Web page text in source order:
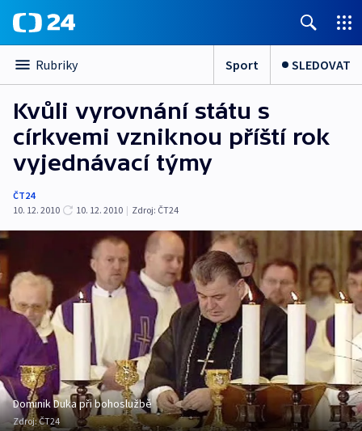
Rubriky Sport SLEDOVAT
Kvůli vyrovnání státu s
církvemi vzniknou příští rok
vyjednávací týmy
ČT24
10. 12. 2010
10. 12. 2010 | Zdroj: ČT24
Dominik Duka při bohoslužbě
Zdroj:ČT24